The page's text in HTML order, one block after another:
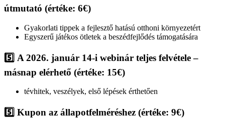
útmutató (értéke: 6€)
Gyakorlati tippek a fejlesztő hatású otthoni környezetért
Egyszerű játékos ötletek a beszédfejlődés támogatására
5️⃣ A 2026. január 14-i webinár teljes felvétele –
másnap elérhető (értéke: 15€)
tévhitek, veszélyek, első lépések érthetően
5️⃣ Kupon az állapotfelméréshez (értéke: 9€)